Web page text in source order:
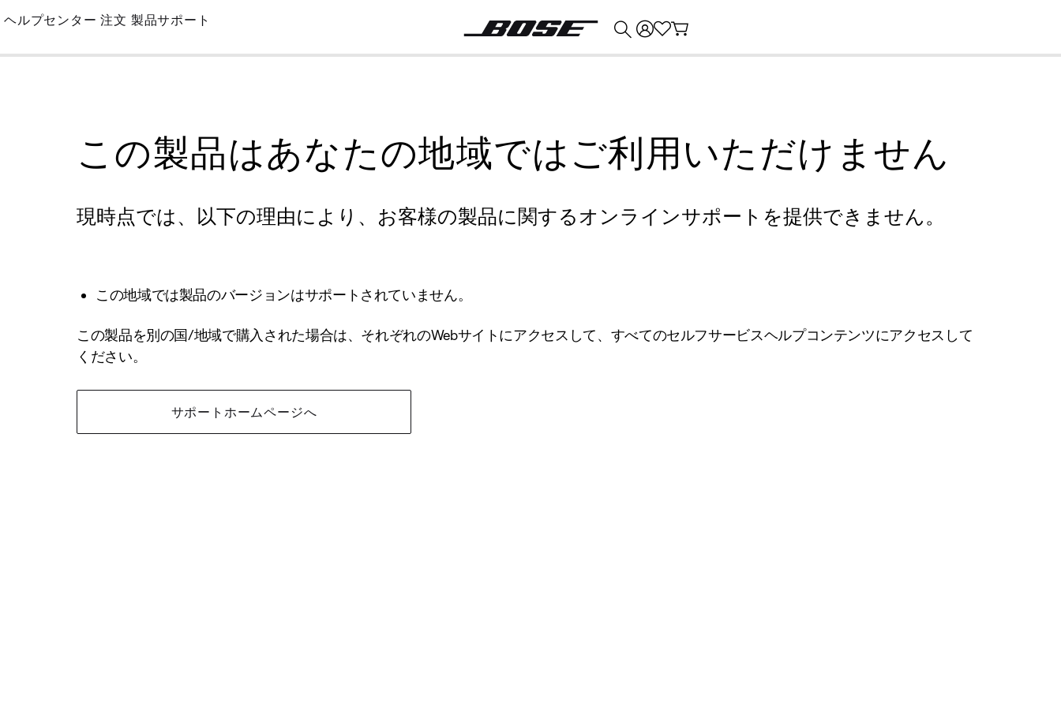
Skip
Main
ヘルプセンター 注文 製品サポート
この製品はあなたの地域ではご利用いただけません
現時点では、以下の理由により、お客様の製品に関するオンラインサポートを提供できません。
この地域では製品のバージョンはサポートされていません。
この製品を別の国/地域で購入された場合は、それぞれのWebサイトにアクセスして、すべてのセルフサービスヘルプコンテンツにアクセスして
ください。
サポートホームページへ